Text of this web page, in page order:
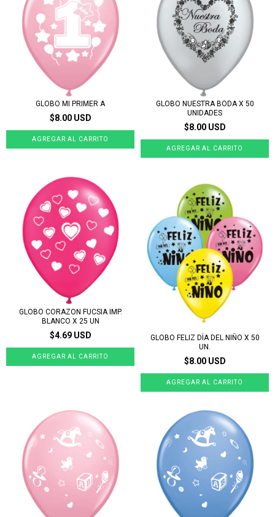
GLOBO MI PRIMER A
$8.00 USD
GLOBO NUESTRA BODA X 50
UNIDADES
$8.00 USD
GLOBO CORAZON FUCSIA IMP.
BLANCO X 25 UN
$4.69 USD
GLOBO FELIZ DÍA DEL NIÑO X 50
UN.
$8.00 USD